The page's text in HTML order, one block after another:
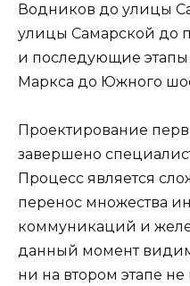
Водников до улицы
улицы Самарской до
и последующие этапы
Маркса до Южного
Проектирование
завершено
Процесс является
перенос множества
коммуникаций и
данный момент
ни на втором этапе